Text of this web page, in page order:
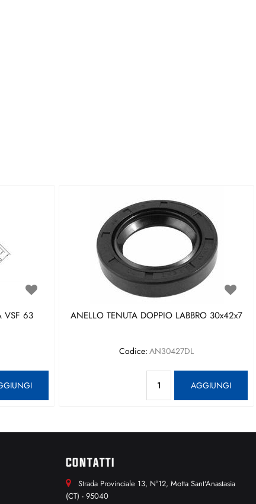
VSF 63 ANELLO TENUTA DOPPIO LABBRO 30x42x7
Codice: AN30427DL
AGGIUNGI
CONTATTI
Strada Provinciale 13, N°12, Motta Sant'Anastasia
(CT) - 95040